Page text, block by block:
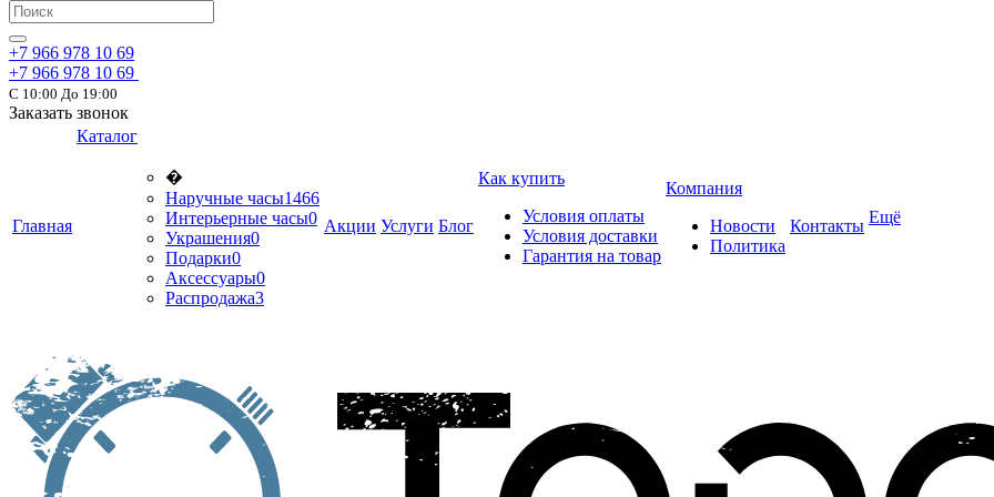
+7 966 978 10 69
+7 966 978 10 69
С 10:00 До 19:00
Заказать звонок
Главная
Каталог
�
Наручные часы1466
Интерьерные часы0
Украшения0
Подарки0
Аксессуары0
Распродажа3
Акции Услуги Блог
Как купить
Условия оплаты
Условия доставки
Гарантия на товар
Компания
Новости
Политика
Контакты Ещё